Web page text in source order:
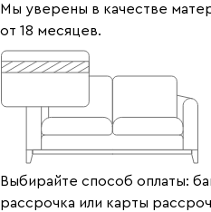
Мы уверены в качестве
от 18 месяцев.
Выбирайте способ оплаты:
рассрочка или карты